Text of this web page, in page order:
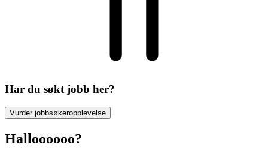
Har du søkt jobb her?
Vurder jobbsøkeropplevelse
Halloooooo?